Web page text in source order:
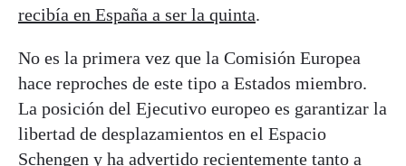
recibía en España a ser la quinta.
No es la primera vez que la Comisión Europea
hace reproches de este tipo a Estados miembro.
La posición del Ejecutivo europeo es garantizar la
libertad de desplazamientos en el Espacio
Schengen y ha advertido recientemente tanto a